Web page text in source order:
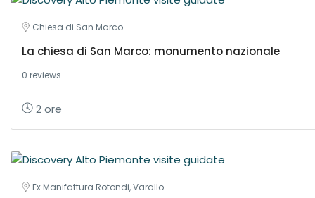
Chiesa di San Marco
La chiesa di San Marco: monumento nazionale
0 reviews
2 ore
Ex Manifattura Rotondi, Varallo